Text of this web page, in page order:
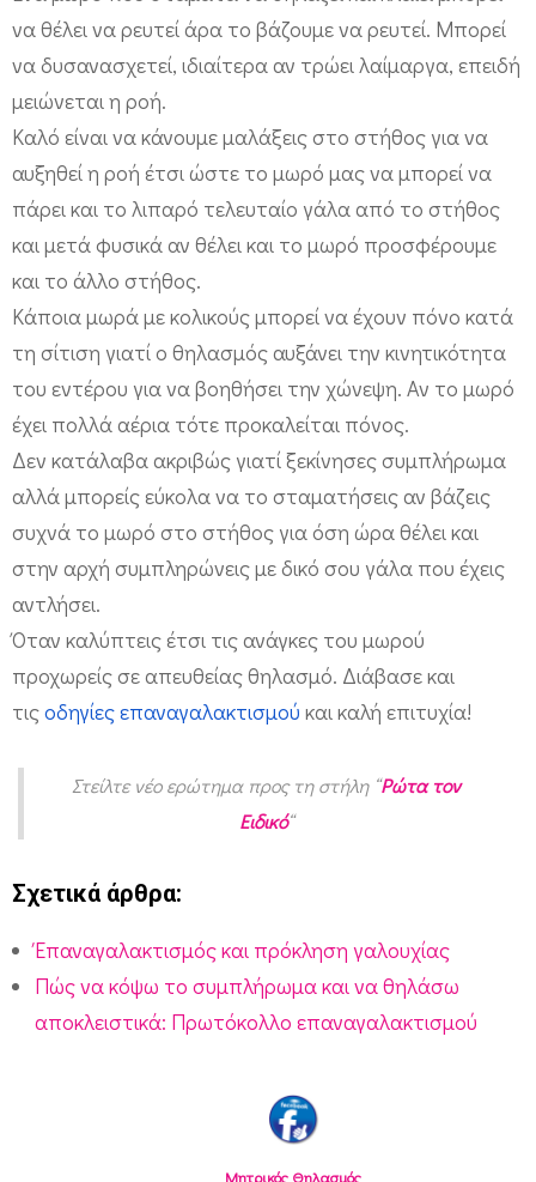
να θέλει να ρευτεί άρα το βάζουμε να ρευτεί. Μπορεί
να δυσανασχετεί, ιδιαίτερα αν τρώει λαίμαργα, επειδή
μειώνεται η ροή.
Καλό είναι να κάνουμε μαλάξεις στο στήθος για να
αυξηθεί η ροή έτσι ώστε το μωρό μας να μπορεί να
πάρει και το λιπαρό τελευταίο γάλα από το στήθος
και μετά φυσικά αν θέλει και το μωρό προσφέρουμε
και το άλλο στήθος.
Κάποια μωρά με κολικούς μπορεί να έχουν πόνο κατά
τη σίτιση γιατί ο θηλασμός αυξάνει την κινητικότητα
του εντέρου για να βοηθήσει την χώνεψη. Αν το μωρό
έχει πολλά αέρια τότε προκαλείται πόνος.
Δεν κατάλαβα ακριβώς γιατί ξεκίνησες συμπλήρωμα
αλλά μπορείς εύκολα να το σταματήσεις αν βάζεις
συχνά το μωρό στο στήθος για όση ώρα θέλει και
στην αρχή συμπληρώνεις με δικό σου γάλα που έχεις
αντλήσει.
Όταν καλύπτεις έτσι τις ανάγκες του μωρού
προχωρείς σε απευθείας θηλασμό. Διάβασε και
τιςοδηγίες επαναγαλακτισμού και καλή επιτυχία!
Στείλτε νέο ερώτημα προς τη στήλη “Ρώτα τον
Ειδικό“
Σχετικά άρθρα:
Έπαναγαλακτισμός και πρόκληση γαλουχίας
Πώς να κόψω το συμπλήρωμα και να θηλάσω
αποκλειστικά: Πρωτόκολλο επαναγαλακτισμού
Μητρικός Θηλασμός